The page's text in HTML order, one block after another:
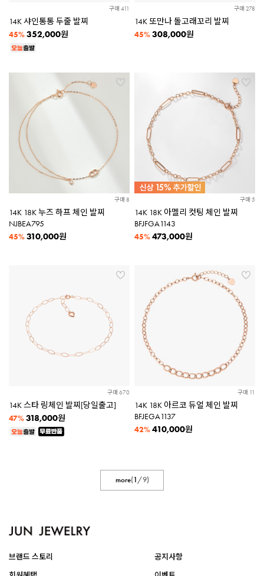
구매 411
14K 샤인통통 두줄 발찌
45% 352,000원
구매 278
14K 또만나 돌고래꼬리 발찌
45% 308,000원
구매 8
14K 18K 누즈 하프 체인 발찌
NJBEA795
45% 310,000원
구매 5
14K 18K 아멜리 컷팅 체인 발찌
BFJFGA1143
45% 473,000원
구매 670
14K 스타 링체인 발찌[당일출고]
47% 318,000원
구매 11
14K 18K 아르코 듀얼 체인 발찌
BFJEGA1137
42% 410,000원
more(1/9)
브랜드 스토리
공지사항